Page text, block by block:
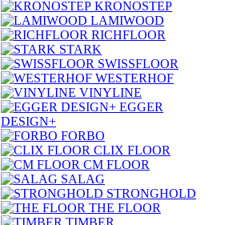
KRONOSTEP
LAMIWOOD
RICHFLOOR
STARK
SWISSFLOOR
WESTERHOF
VINYLINE
EGGER
DESIGN+
FORBO
CLIX FLOOR
CM FLOOR
SALAG
STRONGHOLD
THE FLOOR
TIMBER